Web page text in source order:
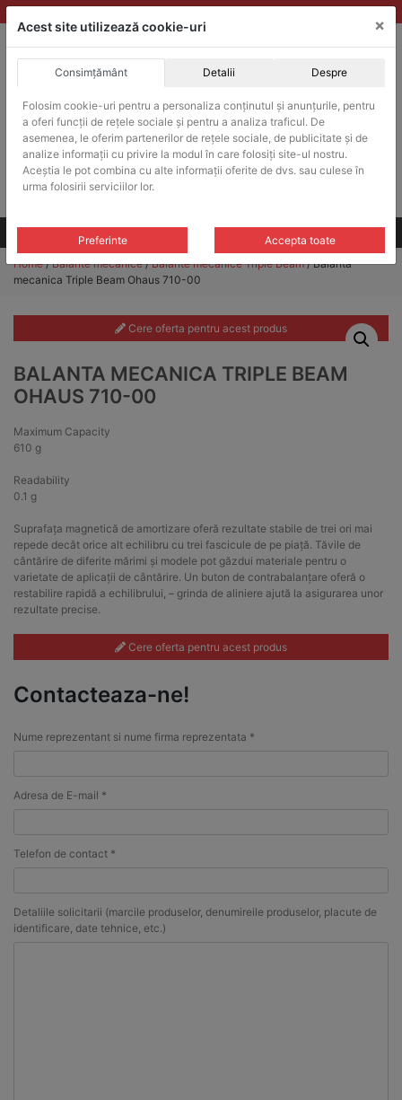
Skip
to
ACHIZITII PUBLICE
Produsele pot fi achizitionate si in sistemul SEAP / SICAP
Products
search
CAUTARE
Toate produsele
Home/Balante mecanice/Balante mecanice Triple Beam/ Balanta
mecanica Triple Beam Ohaus 710-00
Cere oferta pentru acest produs
BALANTA MECANICA TRIPLE BEAM
OHAUS 710-00
Maximum Capacity
610 g
Readability
0.1 g
Suprafața magnetică de amortizare oferă rezultate stabile de trei ori mai
repede decât orice alt echilibru cu trei fascicule de pe piață. Tăvile de
cântărire de diferite mărimi și modele pot găzdui materiale pentru o
varietate de aplicații de cântărire. Un buton de contrabalanțare oferă o
restabilire rapidă a echilibrului, – grinda de aliniere ajută la asigurarea unor
rezultate precise.
Cere oferta pentru acest produs
Contacteaza-ne!
Nume reprezentant si nume firma reprezentata *
Adresa de E-mail *
Telefon de contact *
Detaliile solicitarii (marcile produselor, denumireile produselor, placute de
identificare, date tehnice, etc.)
Acest site utilizează cookie-uri ×
Consimțământ Detalii Despre
Folosim cookie-uri pentru a personaliza conținutul și anunțurile, pentru
a oferi funcții de rețele sociale și pentru a analiza traficul. De
asemenea, le oferim partenerilor de rețele sociale, de publicitate și de
analize informații cu privire la modul în care folosiți site-ul nostru.
Aceștia le pot combina cu alte informații oferite de dvs. sau culese în
urma folosirii serviciilor lor.
Preferinte Accepta toate